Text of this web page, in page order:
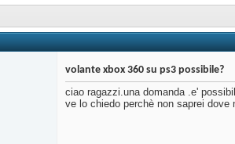
volante xbox 360 su ps3 possibile?
ciao ragazzi.una domanda .e'
ve lo chiedo perchè non saprei